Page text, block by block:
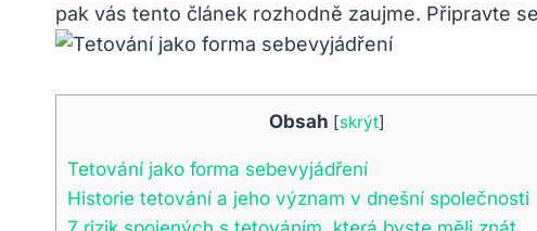
pak vás tento článek rozhodně zaujme. Připravte
Obsah [skrýt]
Tetování jako forma sebevyjádření
Historie tetování a jeho význam v dnešní společnosti